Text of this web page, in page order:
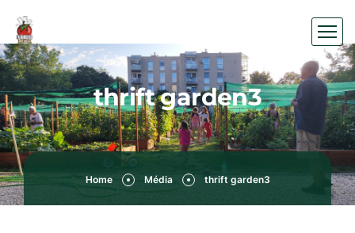
thrift garden3
Home Média thrift garden3